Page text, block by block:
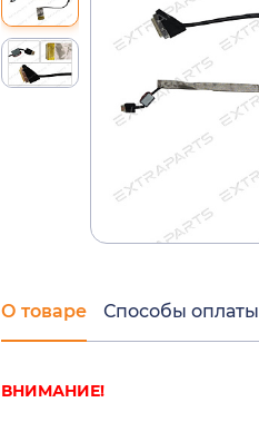
О товаре Способы оплаты
ВНИМАНИЕ!